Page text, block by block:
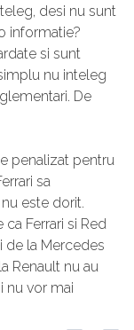
desi nu sunt
informatie?
si sunt
nu inteleg
De
penalizat pentru
sa
este dorit.
Ferrari si Red
de la Mercedes
Renault nu au
nu vor mai